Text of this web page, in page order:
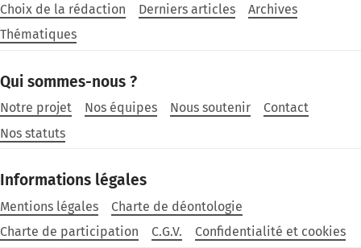
Choix de la rédaction Derniers articles
Archives
Thématiques
Qui sommes-nous ?
Notre projet Nos équipes Nous soutenir
Contact
Nos statuts
Informations légales
Mentions légales
Charte de déontologie
Charte de participation
C.G.V. Confidentialité et cookies